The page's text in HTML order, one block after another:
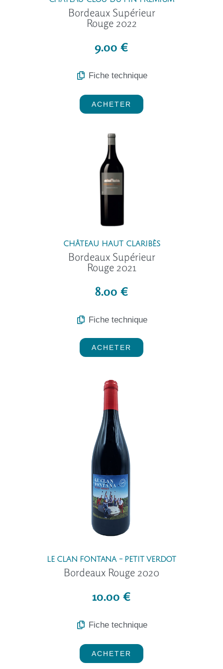
Bordeaux Supérieur
Rouge 2022
9.00 €
Fiche technique
ACHETER
CHÂTEAU HAUT CLARIBÈS
Bordeaux Supérieur
Rouge 2021
8.00 €
Fiche technique
ACHETER
LE CLAN FONTANA - PETIT VERDOT
Bordeaux Rouge 2020
10.00 €
Fiche technique
ACHETER